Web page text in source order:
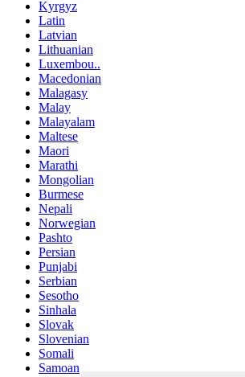
Kyrgyz
Latin
Latvian
Lithuanian
Luxembou..
Macedonian
Malagasy
Malay
Malayalam
Maltese
Maori
Marathi
Mongolian
Burmese
Nepali
Norwegian
Pashto
Persian
Punjabi
Serbian
Sesotho
Sinhala
Slovak
Slovenian
Somali
Samoan